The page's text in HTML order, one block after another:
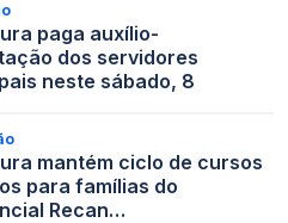
paga auxílio-
dos servidores
neste sábado, 8
mantém ciclo de cursos
para famílias do
Recan…